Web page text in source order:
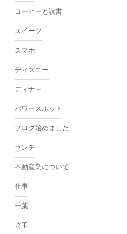
コーヒーと読書
スイーツ
スマホ
ディズニー
ディナー
パワースポット
ブログ始めました
ランチ
不動産業について
仕事
千葉
埼玉